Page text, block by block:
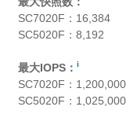
SC7020F：16,384
SC5020F：8,192
最大IOPS：i
SC7020F：1,200,000
SC5020F：1,025,000